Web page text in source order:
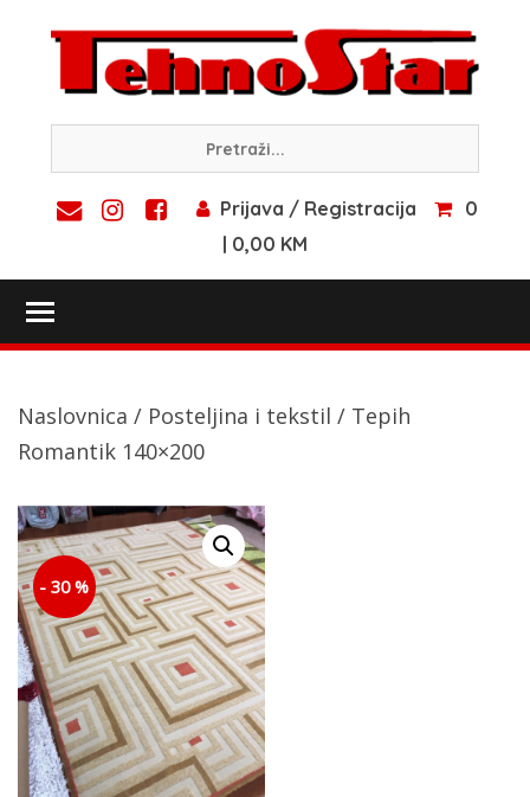
content
Prijava / Registracija
0
| 0,00 KM
Naslovnica / Posteljina i tekstil / Tepih
Romantik 140×200
- 30 %